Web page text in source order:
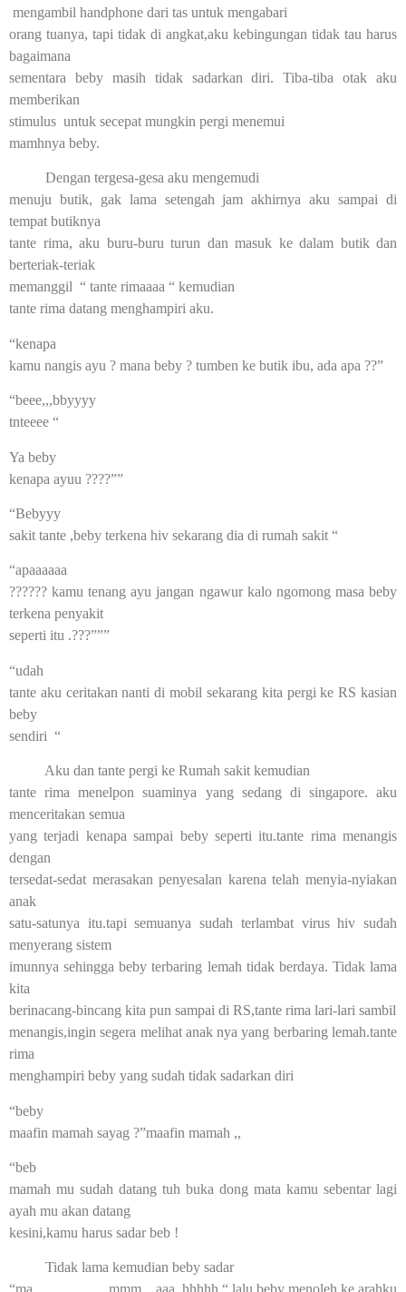
mengambil handphone dari tas untuk mengabari
orang tuanya, tapi tidak di angkat,aku kebingungan tidak tau harus
bagaimana
sementara beby masih tidak sadarkan diri. Tiba-tiba otak aku
memberikan
stimulus untuk secepat mungkin pergi menemui
mamhnya beby.
Dengan tergesa-gesa aku mengemudi
menuju butik, gak lama setengah jam akhirnya aku sampai di
tempat butiknya
tante rima, aku buru-buru turun dan masuk ke dalam butik dan
berteriak-teriak
memanggil “ tante rimaaaa “ kemudian
tante rima datang menghampiri aku.
“kenapa
kamu nangis ayu ? mana beby ? tumben ke butik ibu, ada apa ??”
“beee,,,bbyyyy
tnteeee “
Ya beby
kenapa ayuu ????””
“Bebyyy
sakit tante ,beby terkena hiv sekarang dia di rumah sakit “
“apaaaaaa
?????? kamu tenang ayu jangan ngawur kalo ngomong masa beby
terkena penyakit
seperti itu .???”””
“udah
tante aku ceritakan nanti di mobil sekarang kita pergi ke RS kasian
beby
sendiri “
Aku dan tante pergi ke Rumah sakit kemudian
tante rima menelpon suaminya yang sedang di singapore. aku
menceritakan semua
yang terjadi kenapa sampai beby seperti itu.tante rima menangis
dengan
tersedat-sedat merasakan penyesalan karena telah menyia-nyiakan
anak
satu-satunya itu.tapi semuanya sudah terlambat virus hiv sudah
menyerang sistem
imunnya sehingga beby terbaring lemah tidak berdaya. Tidak lama
kita
berinacang-bincang kita pun sampai di RS,tante rima lari-lari sambil
menangis,ingin segera melihat anak nya yang berbaring lemah.tante
rima
menghampiri beby yang sudah tidak sadarkan diri
“beby
maafin mamah sayag ?”maafin mamah ,,
“beb
mamah mu sudah datang tuh buka dong mata kamu sebentar lagi
ayah mu akan datang
kesini,kamu harus sadar beb !
Tidak lama kemudian beby sadar